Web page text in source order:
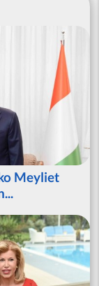
Meyliet